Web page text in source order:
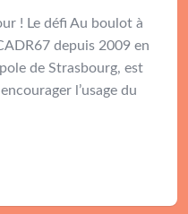
! Le défi Au boulot à
depuis 2009 en
de Strasbourg, est
l’usage du